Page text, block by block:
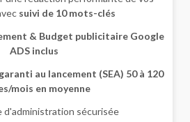
suivi de 10 mots-clés
& Budget publicitaire Google
ADS inclus
au lancement (SEA) 50 à 120
mois en moyenne
sécurisée